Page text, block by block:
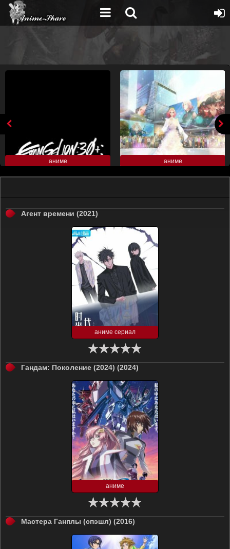
аниме аниме
Агент времени (2021)
аниме сериал
Гандам: Поколение (2024) (2024)
аниме
Мастера Ганплы (спэшл) (2016)